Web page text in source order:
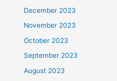
December 2023
November 2023
October 2023
September 2023
August 2023